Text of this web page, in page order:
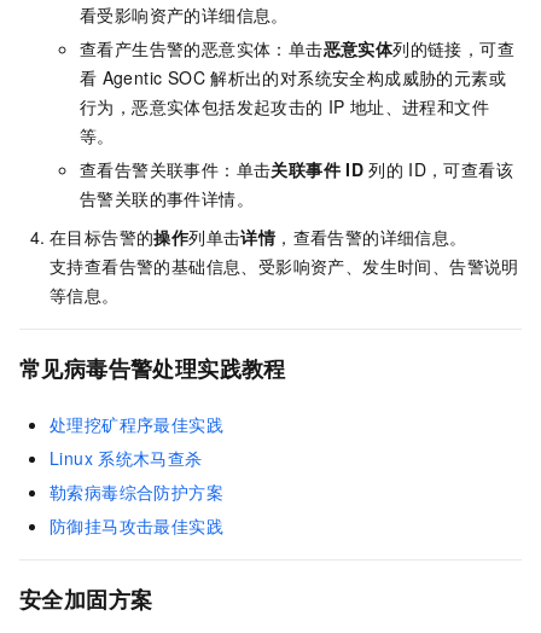
看受影响资产的详细信息。
查看产生告警的恶意实体：单击恶意实体列的链接，可查
看 Agentic SOC 解析出的对系统安全构成威胁的元素或
行为，恶意实体包括发起攻击的 IP 地址、进程和文件
等。
查看告警关联事件：单击关联事件 ID 列的 ID，可查看该
告警关联的事件详情。
在目标告警的操作列单击详情，查看告警的详细信息。
支持查看告警的基础信息、受影响资产、发生时间、告警说明
等信息。
常见病毒告警处理实践教程
处理挖矿程序最佳实践
Linux 系统木马查杀
勒索病毒综合防护方案
防御挂马攻击最佳实践
安全加固方案